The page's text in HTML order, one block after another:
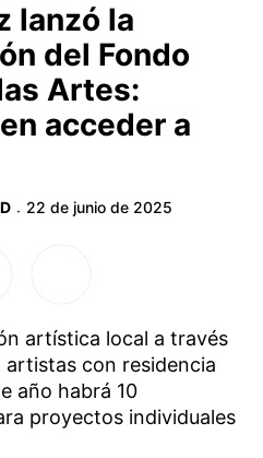
lanzó la
del Fondo
Artes:
acceder a
· 22 de junio de 2025
artística local a través
artistas con residencia
año habrá 10
proyectos individuales